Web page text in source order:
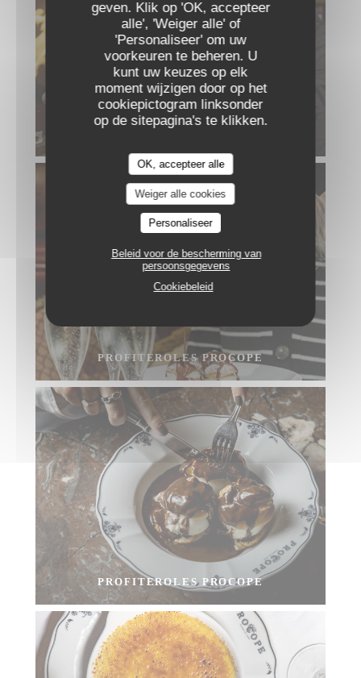
geven. Klik op 'OK, accepteer
alle', 'Weiger alle' of
'Personaliseer' om uw
voorkeuren te beheren. U
kunt uw keuzes op elk
moment wijzigen door op het
cookiepictogram linksonder
op de sitepagina's te klikken.
OK, accepteer alle
Weiger alle cookies
Personaliseer
Beleid voor de bescherming van
persoonsgegevens
Cookiebeleid
PROFITEROLES PROCOPE
PROFITEROLES PROCOPE